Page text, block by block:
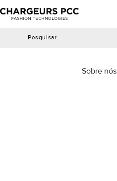
Chargeurs PCC
Pesquisar
Sobre nós